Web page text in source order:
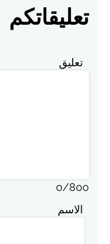
تعليقاتكم
تعليق
0/800
الاسم